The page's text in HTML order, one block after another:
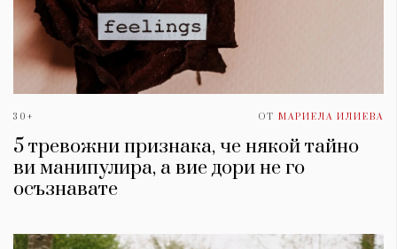
30+ ОТ МАРИЕЛА ИЛИЕВА
5 тревожни признака, че някой тайно
ви манипулира, а вие дори не го
осъзнавате